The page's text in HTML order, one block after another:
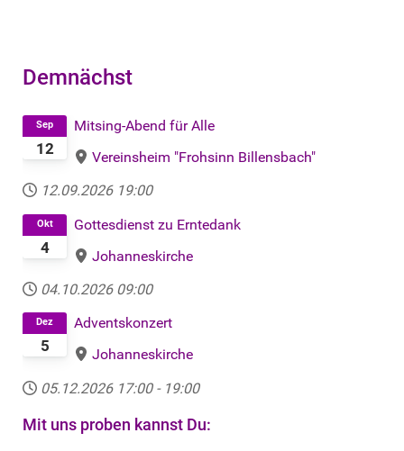
Demnächst
12
Sep
Mitsing-Abend für Alle
Vereinsheim "Frohsinn Billensbach"
12.09.2026 19:00
4
Okt
Gottesdienst zu Erntedank
Johanneskirche
04.10.2026 09:00
5
Dez
Adventskonzert
Johanneskirche
05.12.2026 17:00 - 19:00
Mit uns proben kannst Du: